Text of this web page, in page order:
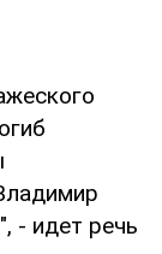
- идет речь